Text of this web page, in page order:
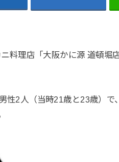
料理店「大阪かに源 道頓堀
性2人（当時21歳と23歳）